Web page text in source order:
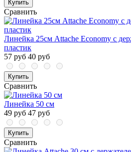
Купить
Сравнить
Линейка 25см Attache Economy с
пластик
57 руб 40 руб
Купить
Сравнить
Линейка 50 см
49 руб 47 руб
Купить
Сравнить